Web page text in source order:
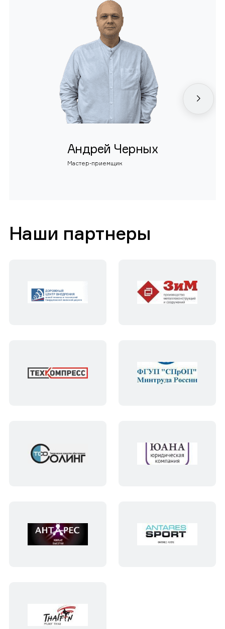
Андрей Черных
Мастер-приемщик
Наши партнеры